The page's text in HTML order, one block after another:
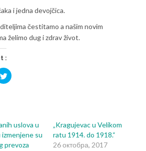
i jedna devojčica.
čestitamo a našim novim
želimo dug i zdrav život.
:
Click
to
window)
uslova u
izmenjene su
prevoza
„Kragujevac u Velikom
ratu 1914. do 1918.“
26 октобра, 2017